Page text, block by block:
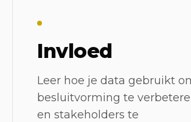
Invloed
Leer hoe je data gebruikt
besluitvorming te
en stakeholders te